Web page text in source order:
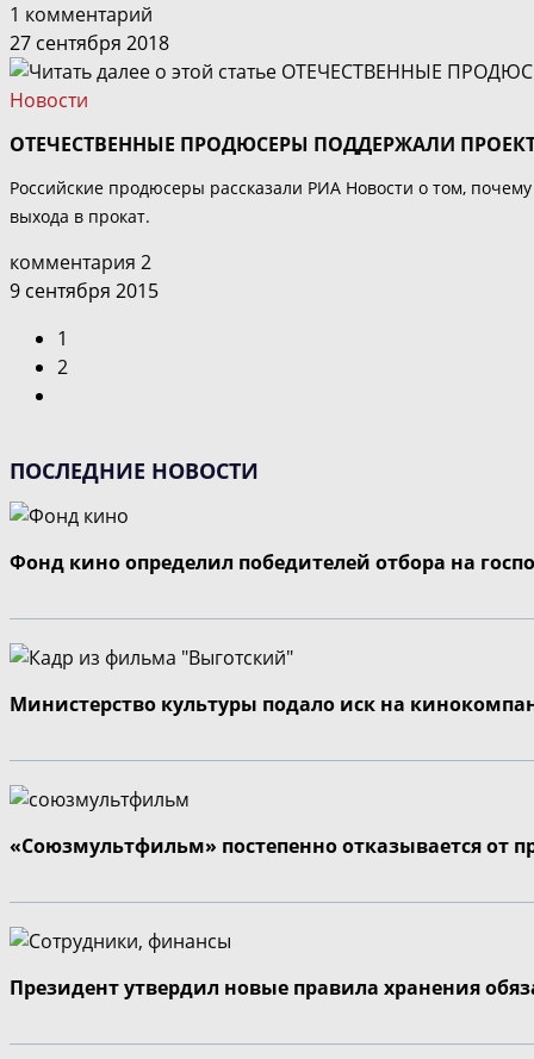
1 комментарий
27 сентября 2018
Новости
ОТЕЧЕСТВЕННЫЕ ПРОДЮСЕРЫ ПОДДЕРЖАЛИ
Российские продюсеры рассказали РИА Новости о том,
выхода в прокат.
комментария 2
9 сентября 2015
1
2
страницу
ПОСЛЕДНИЕ НОВОСТИ
Фонд кино определил победителей отбора на
Министерство культуры подало иск на
«Союзмультфильм» постепенно отказывается от
Президент утвердил новые правила хранения